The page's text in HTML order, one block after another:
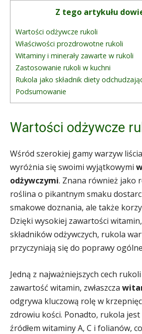
Z tego artykułu
Wartości odżywcze rukoli
Właściwości prozdrowotne rukoli
Witaminy i minerały zawarte w rukoli
Zastosowanie rukoli w kuchni
Rukola jako składnik diety
Podsumowanie
Wartości odżywcze
Wśród szerokiej gamy warzyw
wyróżnia się swoimi wyjątkowymi
odżywczymi. Znana również jako
roślina o pikantnym smaku
smakowe doznania, ale także
Dzięki wysokiej zawartości
składników odżywczych, rukola
przyczyniają się do poprawy
Jedną z najważniejszych cech
zawartość witamin, zwłaszcza
odgrywa kluczową rolę w
zdrowiu kości. Ponadto, rukola
źródłem witaminy A, C i folianów,